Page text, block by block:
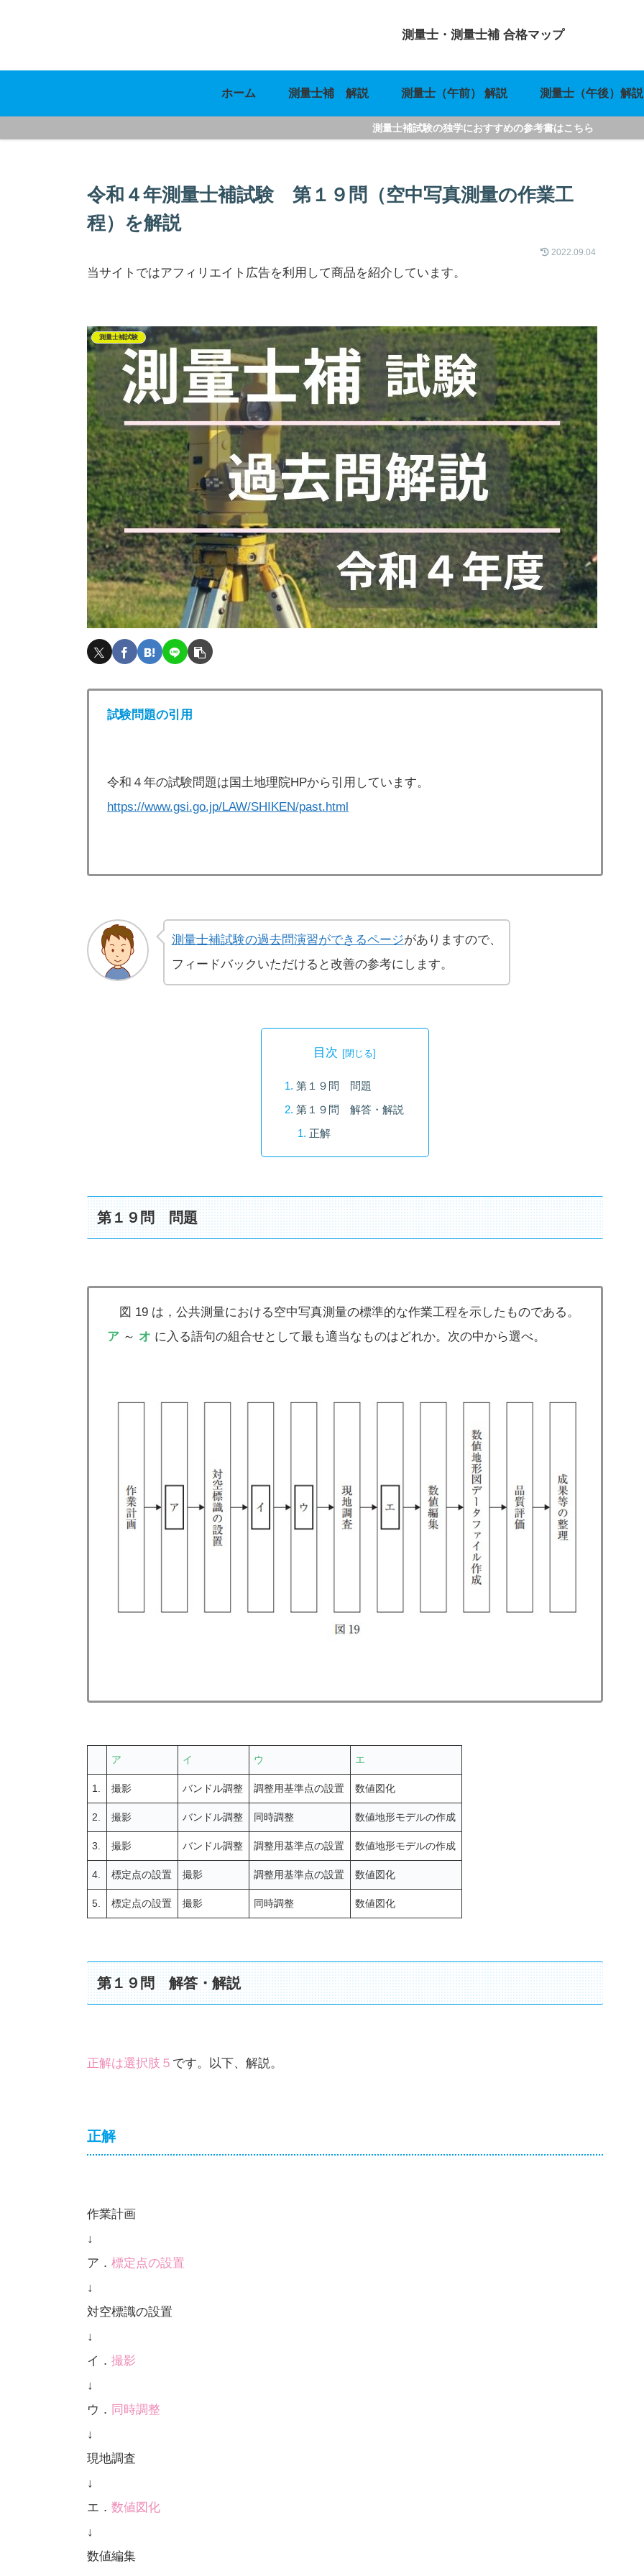
測量士・測量士補 合格マップ
ホーム 測量士補 解説 測量士（午前） 解説 測量士（午後）解説
測量士補試験の独学におすすめの参考書はこちら
令和４年測量士補試験 第１９問（空中写真測量の作業工
程）を解説
2022.09.04
当サイトではアフィリエイト広告を利用して商品を紹介しています。
測量士補試験
試験問題の引用
令和４年の試験問題は国土地理院HPから引用しています。
https://www.gsi.go.jp/LAW/SHIKEN/past.html
測量士補試験の過去問演習ができるページがありますので、
フィードバックいただけると改善の参考にします。
目次
第１９問 問題
第１９問 解答・解説
正解
第１９問 問題
図 19 は，公共測量における空中写真測量の標準的な作業工程を示したものである。
ア ～ オ に入る語句の組合せとして最も適当なものはどれか。次の中から選べ。
ア イ ウ エ
1. 撮影 バンドル調整 調整用基準点の設置 数値図化
2. 撮影 バンドル調整 同時調整 数値地形モデルの作成
3. 撮影 バンドル調整 調整用基準点の設置 数値地形モデルの作成
4. 標定点の設置 撮影 調整用基準点の設置 数値図化
5. 標定点の設置 撮影 同時調整 数値図化
第１９問 解答・解説
正解は選択肢５ です。以下、解説。
正解
作業計画
↓
ア． 標定点の設置
↓
対空標識の設置
↓
イ． 撮影
↓
ウ． 同時調整
↓
現地調査
↓
エ． 数値図化
↓
数値編集